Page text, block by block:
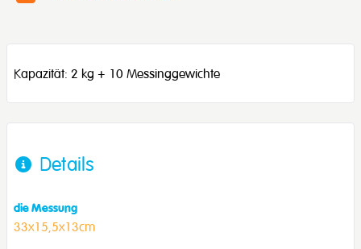
Kapazität: 2 kg + 10 Messinggewichte
Details
die Messung
33x15,5x13cm